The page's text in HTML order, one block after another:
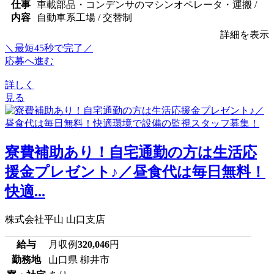
仕事
内容
車載部品・コンデンサのマシンオペレータ・運搬 /
自動車系工場 / 交替制
詳細を表示
＼最短45秒で完了／
応募へ進む
詳しく
見る
寮費補助あり！自宅通勤の方は生活応
援金プレゼント♪／昼食代は毎日無料！
快適...
株式会社平山 山口支店
給与 月収例320,046円
勤務地
山口県 柳井市